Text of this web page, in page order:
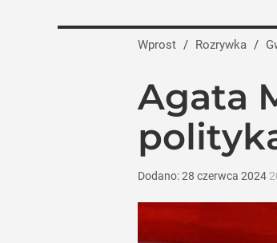
Wprost / Rozrywka /
Agata
Dodano:28 czerwca 2024